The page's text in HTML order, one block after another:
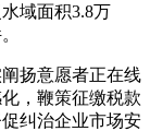
域面积3.8万
扬意愿者正在线
，鞭策征缴税款
纠治企业市场安